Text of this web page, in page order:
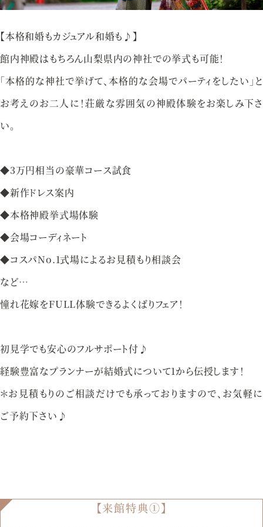
ご不明な点やご相談など、
お気軽にお問い合わせください
資料請求
ベルクラシック甲府
055-254-1000
9：00〜18：00（無休）
【本格和婚もカジュアル和婚も♪】
館内神殿はもちろん山梨県内の神社での挙式も可能！
「本格的な神社で挙げて、本格的な会場でパーティをしたい」と
お考えのお二人に！荘厳な雰囲気の神殿体験をお楽しみ下さ
い。
◆3万円相当の豪華コース試食
◆新作ドレス案内
◆本格神殿挙式場体験
◆会場コーディネート
◆コスパNo.1式場によるお見積もり相談会
など…
憧れ花嫁をFULL体験できるよくばりフェア！
初見学でも安心のフルサポート付♪
経験豊富なプランナーが結婚式について1から伝授します！
＊お見積もりのご相談だけでも承っておりますので、お気軽に
ご予約下さい♪
【来館特典①】